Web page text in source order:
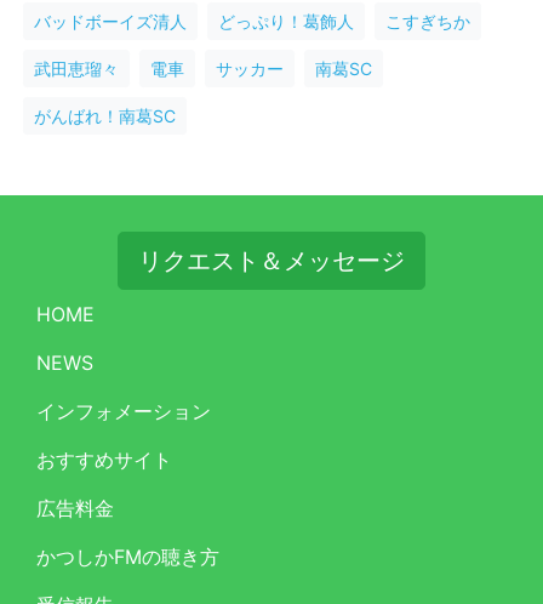
バッドボーイズ清人 どっぷり！葛飾人 こすぎちか
武田恵瑠々 電車 サッカー 南葛SC
がんばれ！南葛SC
リクエスト＆メッセージ
HOME
NEWS
インフォメーション
おすすめサイト
広告料金
かつしかFMの聴き方